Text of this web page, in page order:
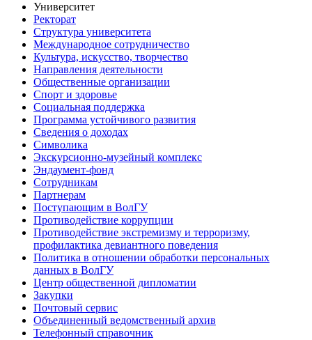
Университет
Ректорат
Структура университета
Международное сотрудничество
Культура, искусство, творчество
Направления деятельности
Общественные организации
Спорт и здоровье
Социальная поддержка
Программа устойчивого развития
Сведения о доходах
Символика
Экскурсионно-музейный комплекс
Эндаумент-фонд
Сотрудникам
Партнерам
Поступающим в ВолГУ
Противодействие коррупции
Противодействие экстремизму и терроризму,
профилактика девиантного поведения
Политика в отношении обработки персональных
данных в ВолГУ
Центр общественной дипломатии
Закупки
Почтовый сервис
Объединенный ведомственный архив
Телефонный справочник